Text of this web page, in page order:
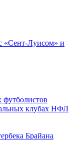
«Сент-Луисом» и
футболистов
клубах НФЛ
Брайана